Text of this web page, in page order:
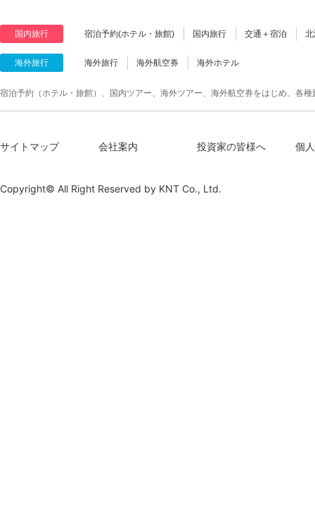
国内旅行 宿泊予約(ホテル・旅館) 国内旅行 交通＋宿泊
海外旅行 海外旅行 海外航空券 海外ホテル
宿泊予約（ホテル・旅館）、国内ツアー、海外ツアー、海外航空券をはじめ、各
サイトマップ 会社案内 投資家の皆様へ 個
Copyright© All Right Reserved by KNT Co., Ltd.